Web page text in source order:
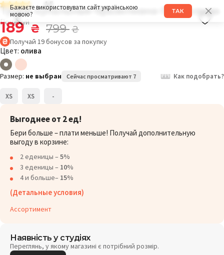
Бажаєте використовувати сайт українською
мовою?
ТАК
4.5
Трусы купальные бразилиана 028K олива
Поцелуй
189₴ 799₴
Получай 19бонусов за покупку
Цвет: олива
Размер: не выбран Сейчас просматривают 7 Как подобрать?
XS XS -
Выгоднее от 2 ед!
Бери больше – плати меньше! Получай дополнительную
выгоду в корзине:
2 еденицы – 5%
3 еденицы – 10%
4 и больше– 15%
(Детальные условия)
Ассортимент
Наявність у студіях
Переглянь, у якому магазині є потрібний розмір.